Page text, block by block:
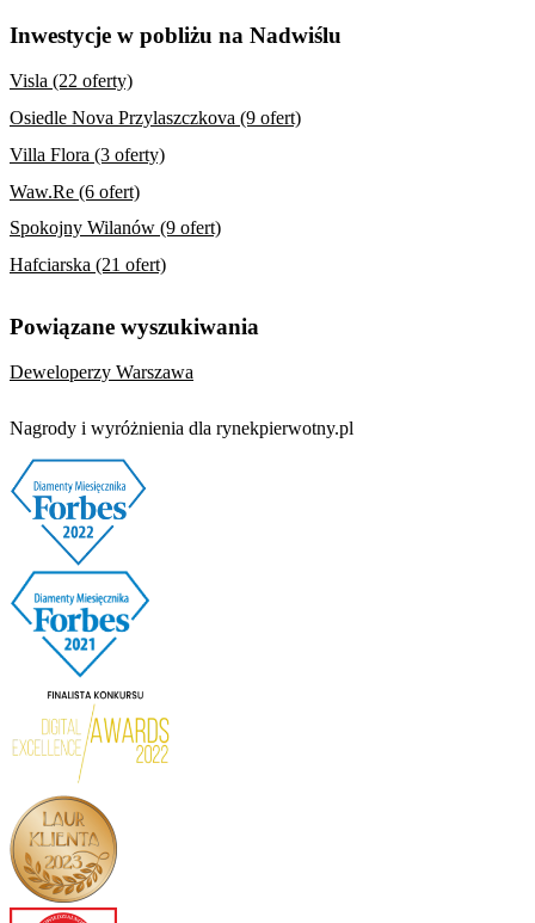
Inwestycje w pobliżu na Nadwiślu
Visla (22 oferty)
Osiedle Nova Przylaszczkova (9 ofert)
Villa Flora (3 oferty)
Waw.Re (6 ofert)
Spokojny Wilanów (9 ofert)
Hafciarska (21 ofert)
Powiązane wyszukiwania
Deweloperzy Warszawa
Nagrody i wyróżnienia dla rynekpierwotny.pl